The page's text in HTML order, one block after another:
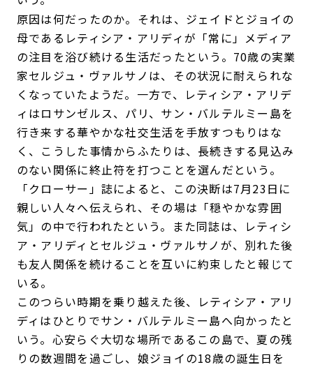
原因は何だったのか。それは、ジェイドとジョイの
母であるレティシア・アリディが「常に」メディア
の注目を浴び続ける生活だったという。70歳の実業
家セルジュ・ヴァルサノは、その状況に耐えられな
くなっていたようだ。一方で、レティシア・アリデ
ィはロサンゼルス、パリ、サン・バルテルミー島を
行き来する華やかな社交生活を手放すつもりはな
く、こうした事情からふたりは、長続きする見込み
のない関係に終止符を打つことを選んだという。
「クローサー」誌によると、この決断は7月23日に
親しい人々へ伝えられ、その場は「穏やかな雰囲
気」の中で行われたという。また同誌は、レティシ
ア・アリディとセルジュ・ヴァルサノが、別れた後
も友人関係を続けることを互いに約束したと報じて
いる。
このつらい時期を乗り越えた後、レティシア・アリ
ディはひとりでサン・バルテルミー島へ向かったと
いう。心安らぐ大切な場所であるこの島で、夏の残
りの数週間を過ごし、娘ジョイの18歳の誕生日を